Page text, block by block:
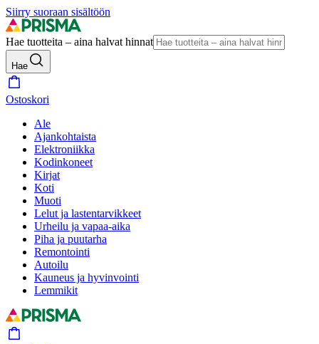
Siirry suoraan sisältöön
Hae tuotteita – aina halvat hinnat
Hae
Ostoskori
Ale
Ajankohtaista
Elektroniikka
Kodinkoneet
Kirjat
Koti
Muoti
Lelut ja lastentarvikkeet
Urheilu ja vapaa-aika
Piha ja puutarha
Remontointi
Autoilu
Kauneus ja hyvinvointi
Lemmikit